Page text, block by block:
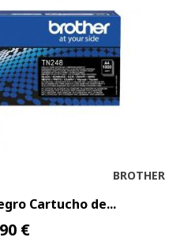
BROTHER
Cartucho de...
€